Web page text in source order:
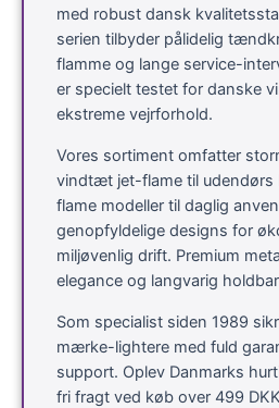
med robust dansk
serien tilbyder pålidelig
flamme og lange service-
er specielt testet for danske
ekstreme vejrforhold.
Vores sortiment omfatter
vindtæt jet-flame til udendørs
flame modeller til daglig
genopfyldelige designs for
miljøvenlig drift. Premium
elegance og langvarig
Som specialist siden 1989
mærke-lightere med fuld
support. Oplev Danmarks
fri fragt ved køb over 499